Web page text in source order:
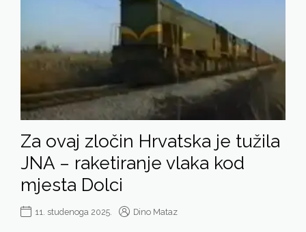
Za ovaj zločin Hrvatska je tužila
JNA – raketiranje vlaka kod
mjesta Dolci
11. studenoga 2025. Dino Mataz